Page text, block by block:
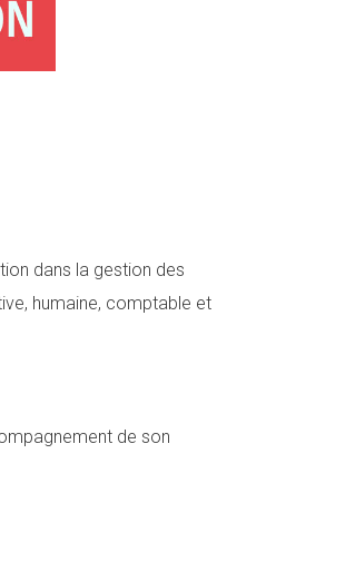
dans la gestion des
humaine, comptable et
de son